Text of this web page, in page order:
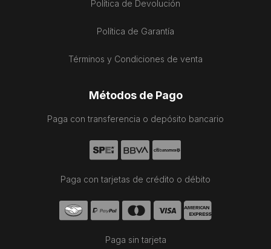
Política de Devolución
Política de Garantía
Términos y Condiciones de venta
Métodos de Pago
Paga con transferencia o depósito bancario
Paga con tarjetas de crédito o débito
Paga sin tarjeta